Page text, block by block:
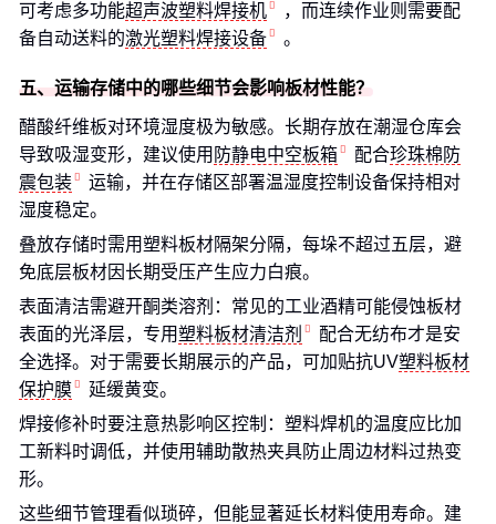
可考虑多功能超声波塑料焊接机
，而连续作业则需要配
备自动送料的激光塑料焊接设备 。
五、运输存储中的哪些细节会影响板材性能？
醋酸纤维板对环境湿度极为敏感。长期存放在潮湿仓库会
导致吸湿变形，建议使用 防静电中空板箱 配合珍珠棉防
震包装
运输，并在存储区部署温湿度控制设备保持相对
湿度稳定。
叠放存储时需用塑料板材隔架分隔，每垛不超过五层，避
免底层板材因长期受压产生应力白痕。
表面清洁需避开酮类溶剂：常见的工业酒精可能侵蚀板材
表面的光泽层，专用塑料板材清洁剂
配合无纺布才是安
全选择。对于需要长期展示的产品，可加贴抗UV塑料板材
保护膜
延缓黄变。
焊接修补时要注意热影响区控制：塑料焊机的温度应比加
工新料时调低，并使用辅助散热夹具防止周边材料过热变
形。
这些细节管理看似琐碎，但能显著延长材料使用寿命。建